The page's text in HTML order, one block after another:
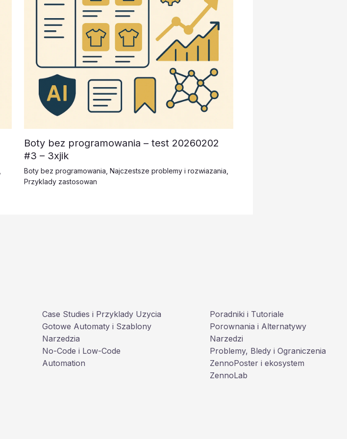
Boty bez programowania – test 20260202
#3 – 3xjik
Boty bez programowania Najczestsze problemy i rozwiazania
Przyklady zastosowan
Case Studies i Przyklady Uzycia
Gotowe Automaty i Szablony
Narzedzia
No-Code i Low-Code
Automation
Poradniki i Tutoriale
Porownania i Alternatywy
Narzedzi
Problemy, Bledy i Ograniczenia
ZennoPoster i ekosystem
ZennoLab